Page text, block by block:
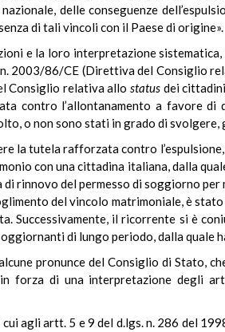
delle conseguenze
di tali vincoli con il Paese di origine».
e la loro interpretazione
2003/86/CE (Direttiva del Consiglio
Consiglio relativa allostatus dei
contro l’allontanamento a favore di
o non sono stati in grado di svolgere,
la tutela rafforzata contro
con una cittadina italiana, dalla
rinnovo del permesso di soggiorno
del vincolo matrimoniale, è
Successivamente, il ricorrente si è
di lungo periodo, dalla quale
pronunce del Consiglio di Stato,
forza di una interpretazione degli
agli artt. 5 e 9 del d.lgs. n. 286 del